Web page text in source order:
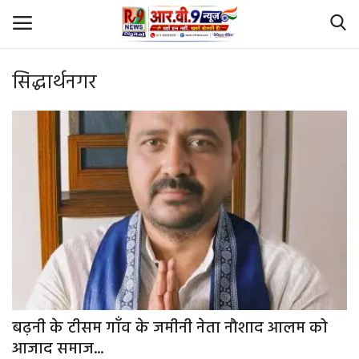
Login
Home
Id Card Verification
About Us
Contact
YouTube
राष्‍ट्रीय
सिद्धार्थनगर
बढ़नी के टीसम गाँव के जमीनी नेता नौशाद आलम को
आजाद समाज...